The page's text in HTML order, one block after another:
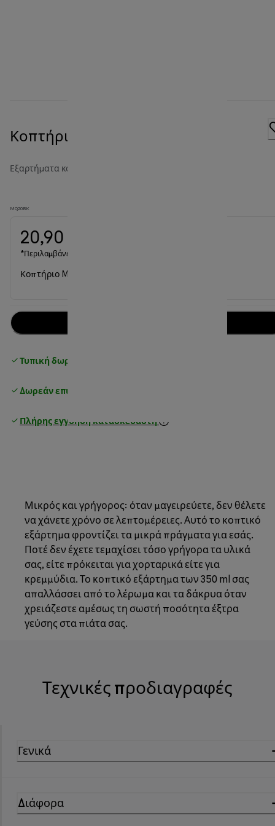
Κοπτήριο MQ 20 (350 ml) Black
Εξαρτήματα και αξεσουάρ του ραβδομπλέντερ
MQ20BK
20,90 €
*Περιλαμβάνεται ΦΠΑ
Κοπτήριο MQ 20 (350 ml) Black
Τυπική δωρεάν παράδοση
Δωρεάν επιστροφές
Πλήρης εγγύηση κατασκευαστή
Μικρός και γρήγορος: όταν μαγειρεύετε, δεν θέλετε
να χάνετε χρόνο σε λεπτομέρειες. Αυτό το κοπτικό
εξάρτημα φροντίζει τα μικρά πράγματα για εσάς.
Ποτέ δεν έχετε τεμαχίσει τόσο γρήγορα τα υλικά
σας, είτε πρόκειται για χορταρικά είτε για
κρεμμύδια. Το κοπτικό εξάρτημα των 350 ml σας
απαλλάσσει από το λέρωμα και τα δάκρυα όταν
χρειάζεστε αμέσως τη σωστή ποσότητα έξτρα
γεύσης στα πιάτα σας.
Τεχνικές προδιαγραφές
Γενικά
Διάφορα